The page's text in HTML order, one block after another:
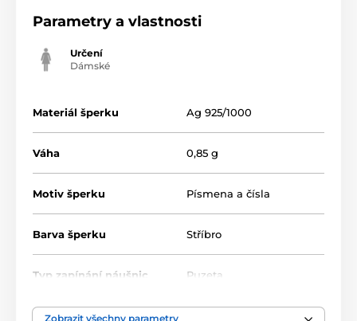
Parametry a vlastnosti
Určení
Dámské
Materiál šperku Ag 925/1000
Váha 0,85 g
Motiv šperku Písmena a čísla
Barva šperku Stříbro
Typ zapínání náušnic Puzeta
Zobrazit všechny parametry